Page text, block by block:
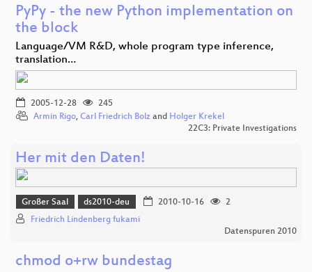
PyPy - the new Python implementation on
the block
Language/VM R&D, whole program type inference,
translation…
2005-12-28
245
Armin Rigo, Carl Friedrich Bolz and Holger Krekel
22C3: Private Investigations
Her mit den Daten!
Großer Saal ds2010-deu 2010-10-16
2
Friedrich Lindenberg fukami
Datenspuren 2010
chmod o+rw bundestag